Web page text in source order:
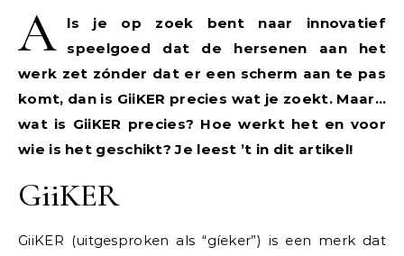
A
ls je op zoek bent naar innovatief
speelgoed dat de hersenen aan het
werk zet zónder dat er een scherm aan te pas
komt, dan is GiiKER precies wat je zoekt. Maar…
wat is GiiKER precies? Hoe werkt het en voor
wie is het geschikt? Je leest ’t in dit artikel!
GiiKER
GiiKER (uitgesproken als “gíeker”) is een merk dat